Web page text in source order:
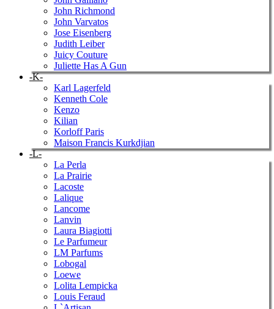
John Richmond
John Varvatos
Jose Eisenberg
Judith Leiber
Juicy Couture
Juliette Has A Gun
-K-
Karl Lagerfeld
Kenneth Cole
Kenzo
Kilian
Korloff Paris
Maison Francis Kurkdjian
-L-
La Perla
La Prairie
Lacoste
Lalique
Lancome
Lanvin
Laura Biagiotti
Le Parfumeur
LM Parfums
Lobogal
Loewe
Lolita Lempicka
Louis Feraud